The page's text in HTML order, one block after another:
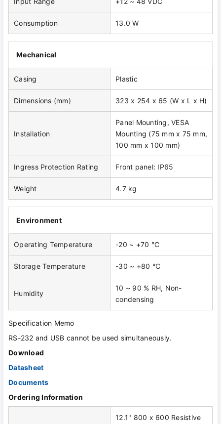
Consumption 13.0 W
Mechanical
Casing Plastic
Dimensions (mm) 323 x 254 x 65 (W x L x H)
Installation
Panel Mounting, VESA
Mounting (75 mm x 75 mm,
100 mm x 100 mm)
Ingress Protection Rating Front panel: IP65
Weight 4.7 kg
Environment
Operating Temperature -20 ~ +70 °C
Storage Temperature -30 ~ +80 °C
Humidity
10 ~ 90 % RH, Non-
condensing
Specification Memo
RS-232 and USB cannot be used simultaneously.
Download
Datasheet
Documents
Ordering Information
12.1" 800 x 600 Resistive